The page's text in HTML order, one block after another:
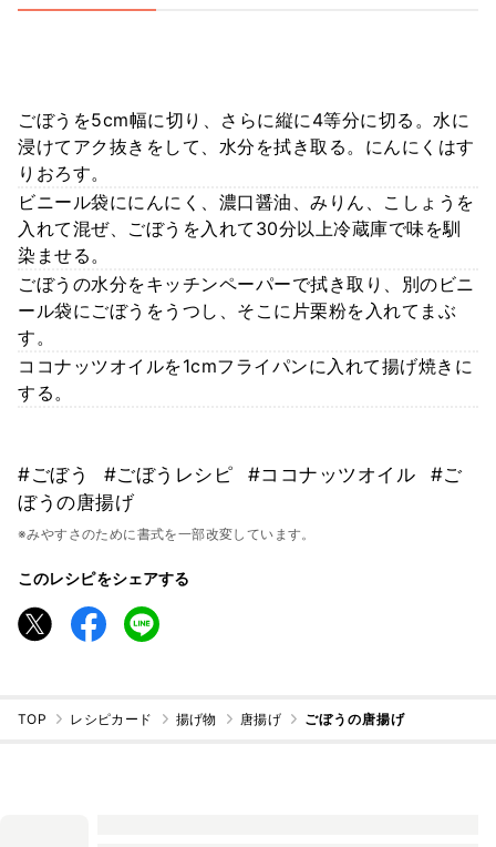
ごぼうを5cm幅に切り、さらに縦に4等分に切る。水に
浸けてアク抜きをして、水分を拭き取る。にんにくはす
りおろす。
ビニール袋ににんにく、濃口醤油、みりん、こしょうを
入れて混ぜ、ごぼうを入れて30分以上冷蔵庫で味を馴
染ませる。
ごぼうの水分をキッチンペーパーで拭き取り、別のビニ
ール袋にごぼうをうつし、そこに片栗粉を入れてまぶ
す。
ココナッツオイルを1cmフライパンに入れて揚げ焼きに
する。
#ごぼう #ごぼうレシピ #ココナッツオイル
#ご
ぼうの唐揚げ
※みやすさのために書式を一部改変しています。
このレシピをシェアする
TOP レシピカード 揚げ物 唐揚げ ごぼうの唐揚げ